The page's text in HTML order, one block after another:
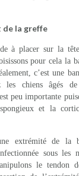
de la greffe
à placer sur la
pour cela la
c’est une
les chiens âgés
peu importante
et la
extrémité de la
sous les
le tendon